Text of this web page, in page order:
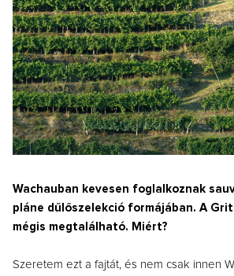
Wachauban kevesen foglalkoznak
pláne dűlőszelekció formájában. A
mégis megtalálható. Miért?
Szeretem ezt a fajtát, és nem csak innen